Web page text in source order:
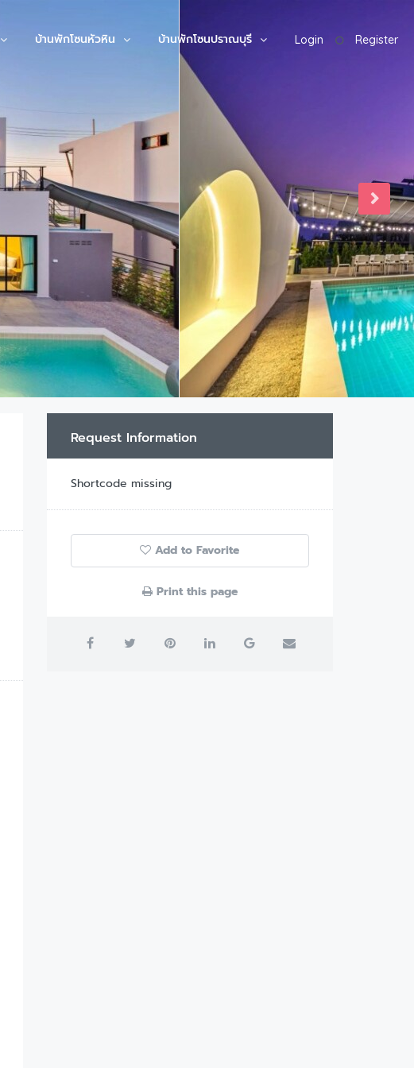
บ้านพักโซนหัวหิน บ้านพักโซนปราณบุรี Login Register
Request Information
Shortcode missing
Add to Favorite
Print this page